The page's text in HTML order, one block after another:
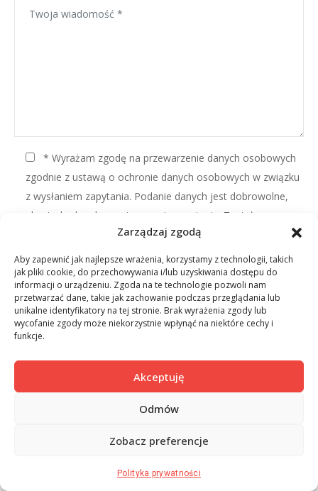
Zarządzaj zgodą
Aby zapewnić jak najlepsze wrażenia, korzystamy z technologii, takich
jak pliki cookie, do przechowywania i/lub uzyskiwania dostępu do
informacji o urządzeniu. Zgoda na te technologie pozwoli nam
przetwarzać dane, takie jak zachowanie podczas przeglądania lub
unikalne identyfikatory na tej stronie. Brak wyrażenia zgody lub
wycofanie zgody może niekorzystnie wpłynąć na niektóre cechy i
funkcje.
Akceptuję
Odmów
Zobacz preferencje
Polityka prywatności
* Wyrażam zgodę na przewarzenie danych osobowych
zgodnie z ustawą o ochronie danych osobowych w związku
z wysłaniem zapytania. Podanie danych jest dobrowolne,
ale niezbędne do przetworzenia zapytania. Zostałem
poinformowany, że przysługuje mi prawo dostępu do
danych, możliwości ich poprawiania, żądania zaprzestania
ich przetwarzania. Administratorem danych jest Toro
Performance Sp. z o.o. ul. Dąbrowskiego 77A, 60-529
Poznań.
w rozumieniu art. 10 ust. 1 ustawy z dnia 18 lipca 2002 roku
o świadczeniu usług drogą elektroniczną.